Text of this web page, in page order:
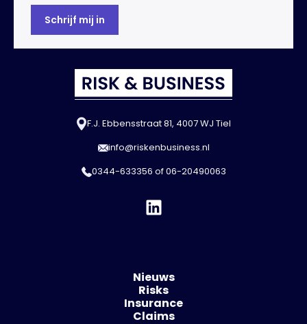
F.J. Ebbensstraat 81, 4007 WJ Tiel
info@riskenbusiness.nl
0344-633356 of06-20490063
Nieuws
Risks
Insurance
Claims